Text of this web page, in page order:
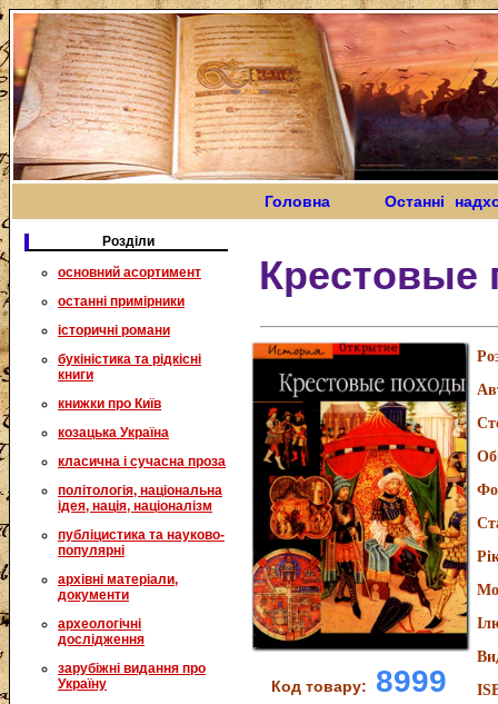
Головна Останні
Розділи
основний асортимент
останні примірники
історичні романи
букіністика та рідкісні
книги
книжки про Київ
козацька Україна
класична і сучасна проза
політологія, національна
ідея, нація, націоналізм
публіцистика та науково-
популярні
архівні матеріали,
документи
археологічні
дослідження
зарубіжні видання про
Україну
Крестовые
Код товару: 8999